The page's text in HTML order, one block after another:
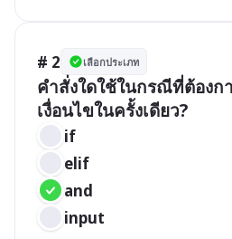
# 2 เลือกประเภท
คำสั่งใดใช้ในกรณีที่ต้องก
เงื่อนไขในครั้งเดียว?
if
elif
and
input